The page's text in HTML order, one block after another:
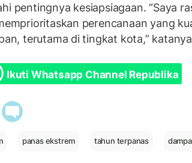
pentingnya kesiapsiagaan. “Saya
perencanaan yang
terutama di tingkat kota,”
Ikuti Whatsapp Channel Republika
panas ekstrem tahun terpanas